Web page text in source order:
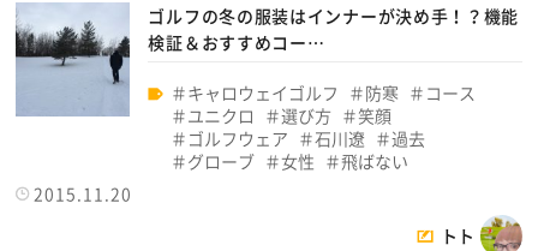
ゴルフの冬の服装はインナーが決め手！？機能
検証＆おすすめコー…
キャロウェイゴルフ 防寒
コース
ユニクロ
選び方
笑顔
ゴルフウェア
石川遼
過去
グローブ
女性
飛ばない
2015.11.20
トト